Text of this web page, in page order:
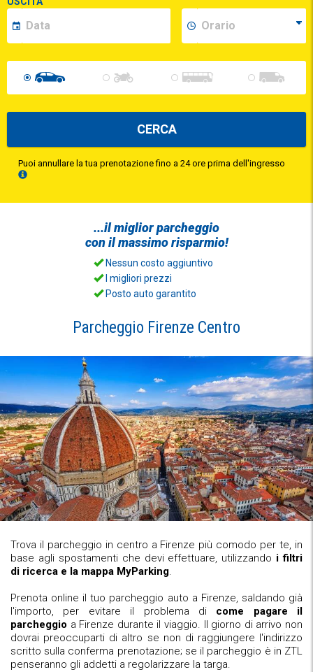
CERCA
Puoi annullare la tua prenotazione fino a 24 ore prima dell'ingresso
...ilmiglior parcheggio
con ilmassimo risparmio!
Nessun costo aggiuntivo
I migliori prezzi
Posto auto garantito
Parcheggio Firenze Centro
Trova il parcheggio in centro a Firenze più comodo per te, in
base agli spostamenti che devi effettuare, utilizzando i filtri
di ricerca e la mappa MyParking.
Prenota online il tuo parcheggio auto a Firenze, saldando già
l'importo, per evitare il problema di come pagare il
parcheggio a Firenze durante il viaggio. Il giorno di arrivo non
dovrai preoccuparti di altro se non di raggiungere l'indirizzo
scritto sulla conferma prenotazione; se il parcheggio è in ZTL
penseranno gli addetti a regolarizzare la targa.